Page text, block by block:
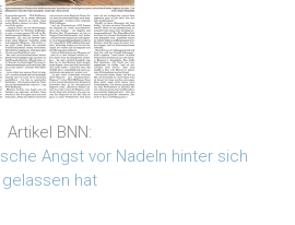
Artikel BNN:
Angst vor Nadeln hinter sich
gelassen hat